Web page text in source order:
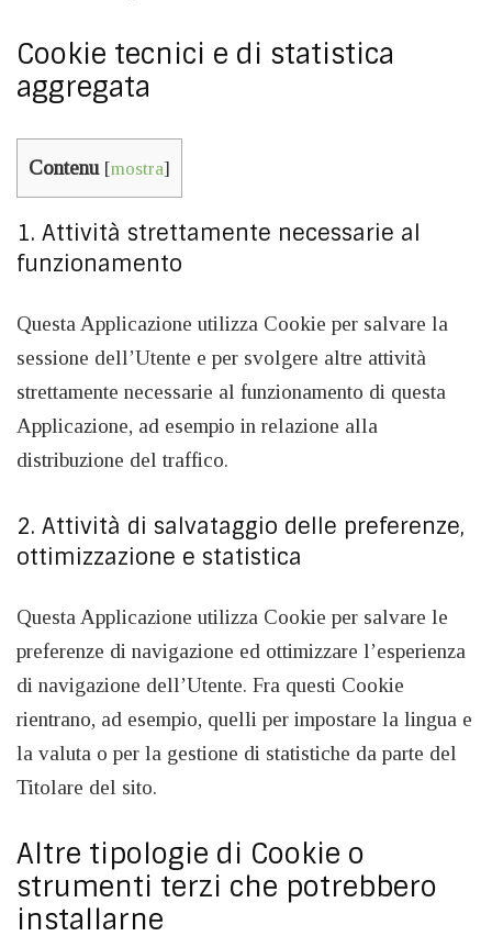
Cookie tecnici e di statistica
aggregata
Contenu [mostra]
1. Attività strettamente necessarie al
funzionamento
Questa Applicazione utilizza Cookie per salvare la
sessione dell’Utente e per svolgere altre attività
strettamente necessarie al funzionamento di questa
Applicazione, ad esempio in relazione alla
distribuzione del traffico.
2. Attività di salvataggio delle preferenze,
ottimizzazione e statistica
Questa Applicazione utilizza Cookie per salvare le
preferenze di navigazione ed ottimizzare l’esperienza
di navigazione dell’Utente. Fra questi Cookie
rientrano, ad esempio, quelli per impostare la lingua e
la valuta o per la gestione di statistiche da parte del
Titolare del sito.
Altre tipologie di Cookie o
strumenti terzi che potrebbero
installarne